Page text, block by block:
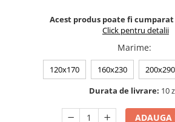
Acest produs poate fi cumparat
Click pentru detalii
Marime:
120x170 160x230 200x290
Durata de livrare: 10
ADAUGA